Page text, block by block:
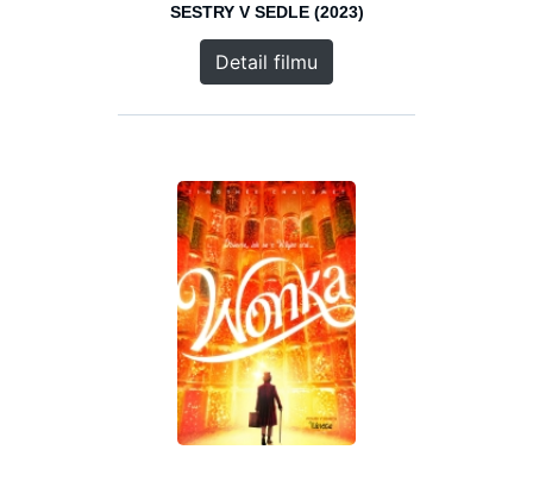
SESTRY V SEDLE (2023)
Detail filmu